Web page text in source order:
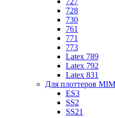
728
730
761
771
773
Latex 789
Latex 792
Latex 831
Для плоттеров
ES3
SS2
SS21